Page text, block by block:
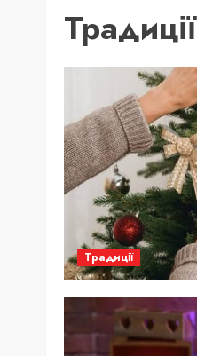
Традиції
Традиції